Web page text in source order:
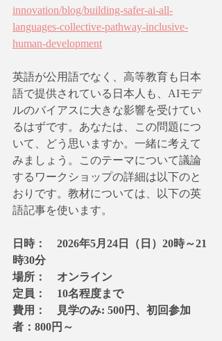
innovation/blog/building-safer-ai-all-
languages-collective-pathway-inclusive-
human-development
英語が公用語でなく、高等教育も日本
語で提供されている日本人も、AIモデ
ルのバイアスに大きな影響を受けてい
るはずです。あなたは、この問題につ
いて、どう思いますか。一緒に考えて
みましょう。このテーマについて議論
するワークショップの詳細は以下のと
おりです。教材については、以下の英
語記事を使います。
日時：　2026年5月24日（日）20時～21
時30分
場所：　オンライン
定員：　10名程度まで
費用：　見学のみ: 500円、初回参加
者：800円～